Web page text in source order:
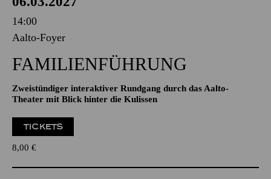
AALTO BALLETT ESSEN
Samstag
06.03.2027
14:00
FAMILIENFÜHRUNG
Zweistündiger interaktiver Rundgang durch das Aalto-
Theater mit Blick hinter die Kulissen